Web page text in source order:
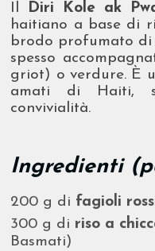
Il Diri Kole ak
haitiano a base di
brodo profumato di
spesso
griot) o verdure. È
amati di Haiti,
convivialità.
Ingredienti
200 g di fagioli
300 g di riso a
Basmati)